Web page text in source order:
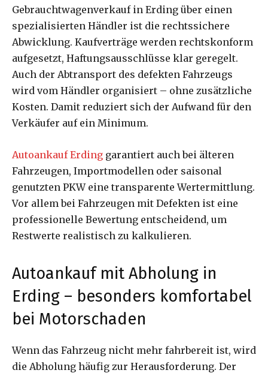
Gebrauchtwagenverkauf in Erding über einen
spezialisierten Händler ist die rechtssichere
Abwicklung. Kaufverträge werden rechtskonform
aufgesetzt, Haftungsausschlüsse klar geregelt.
Auch der Abtransport des defekten Fahrzeugs
wird vom Händler organisiert – ohne zusätzliche
Kosten. Damit reduziert sich der Aufwand für den
Verkäufer auf ein Minimum.
Autoankauf Erding garantiert auch bei älteren
Fahrzeugen, Importmodellen oder saisonal
genutzten PKW eine transparente Wertermittlung.
Vor allem bei Fahrzeugen mit Defekten ist eine
professionelle Bewertung entscheidend, um
Restwerte realistisch zu kalkulieren.
Autoankauf mit Abholung in
Erding – besonders komfortabel
bei Motorschaden
Wenn das Fahrzeug nicht mehr fahrbereit ist, wird
die Abholung häufig zur Herausforderung. Der